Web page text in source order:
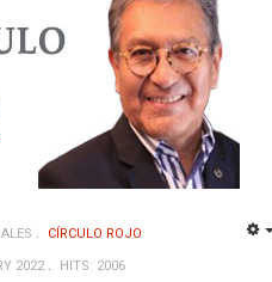
CÍRCULO ROJO
2022
HITS: 2006